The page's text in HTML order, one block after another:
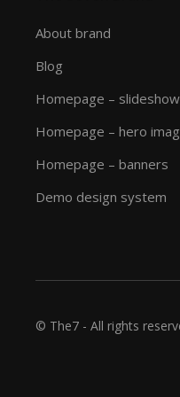
About brand
Blog
Homepage – slideshow
Homepage – hero
Homepage – banners
Demo design system
© The7 - All rights